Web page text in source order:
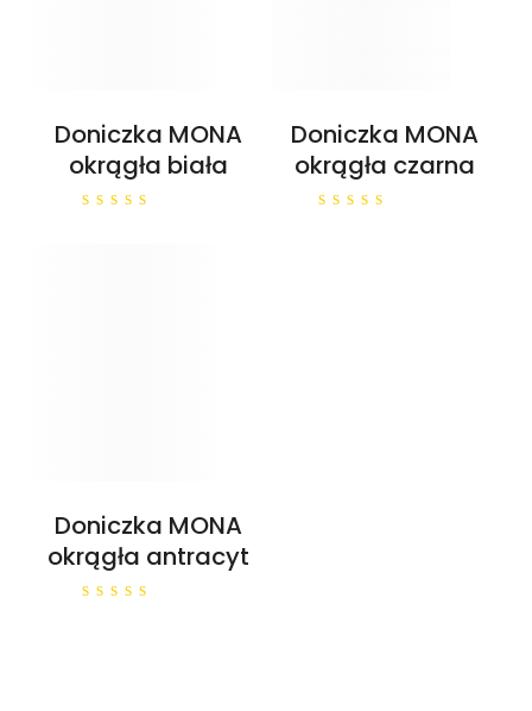
Doniczka MONA
okrągła biała
Doniczka MONA
okrągła czarna
Doniczka MONA
okrągła antracyt